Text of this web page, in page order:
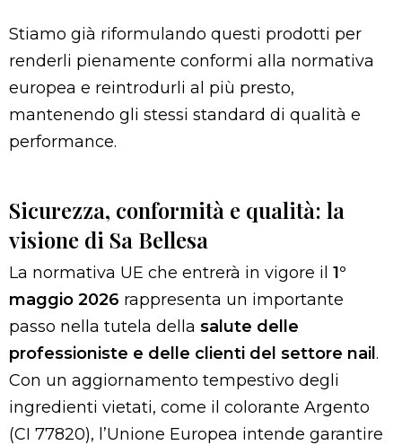
Stiamo già riformulando questi prodotti per
renderli pienamente conformi alla normativa
europea e reintrodurli al più presto,
mantenendo gli stessi standard di qualità e
performance.
Sicurezza, conformità e qualità: la
visione di Sa Bellesa
La normativa UE che entrerà in vigore il 1°
maggio 2026 rappresenta un importante
passo nella tutela della salute delle
professioniste e delle clienti del settore nail .
Con un aggiornamento tempestivo degli
ingredienti vietati, come il colorante Argento
(CI 77820), l’Unione Europea intende garantire